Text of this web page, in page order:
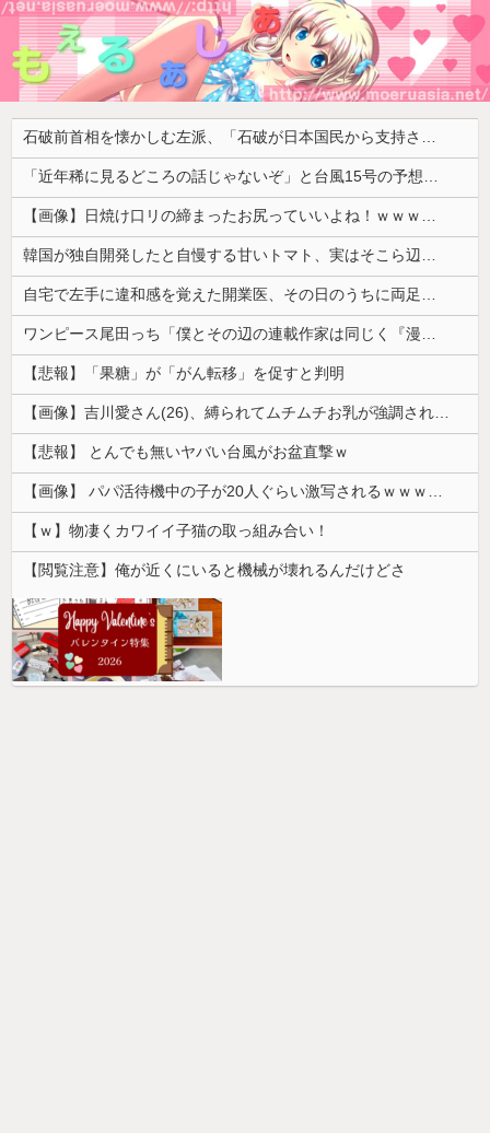
石破前首相を懐かしむ左派、「石破が日本国民から支持されまくっていた」と主張してしまうも……
「近年稀に見るどころの話じゃないぞ」と台風15号の予想進路に困惑する人が多数、偏西風が全く通用していないんだけど……
【画像】日焼け口リの締まったお尻っていいよね！ｗｗｗｗｗ
韓国が独自開発したと自慢する甘いトマト、実はそこら辺のトマトに砂糖水を注入していただけなのが判明して大問題にw
自宅で左手に違和感を覚えた開業医、その日のうちに両足が動かなくなり入院すると……
ワンピース尾田っち「僕とその辺の連載作家は同じく『漫画家』と呼ばれるけど、それが不満で。」
【悲報】「果糖」が「がん転移」を促すと判明
【画像】吉川愛さん(26)、縛られてムチムチお乳が強調されてしまう
【悲報】 とんでも無いヤバい台風がお盆直撃ｗ
【画像】 パパ活待機中の子が20人ぐらい激写されるｗｗｗｗｗｗｗｗｗｗｗ
【ｗ】物凄くカワイイ子猫の取っ組み合い！
【閲覧注意】俺が近くにいると機械が壊れるんだけどさ